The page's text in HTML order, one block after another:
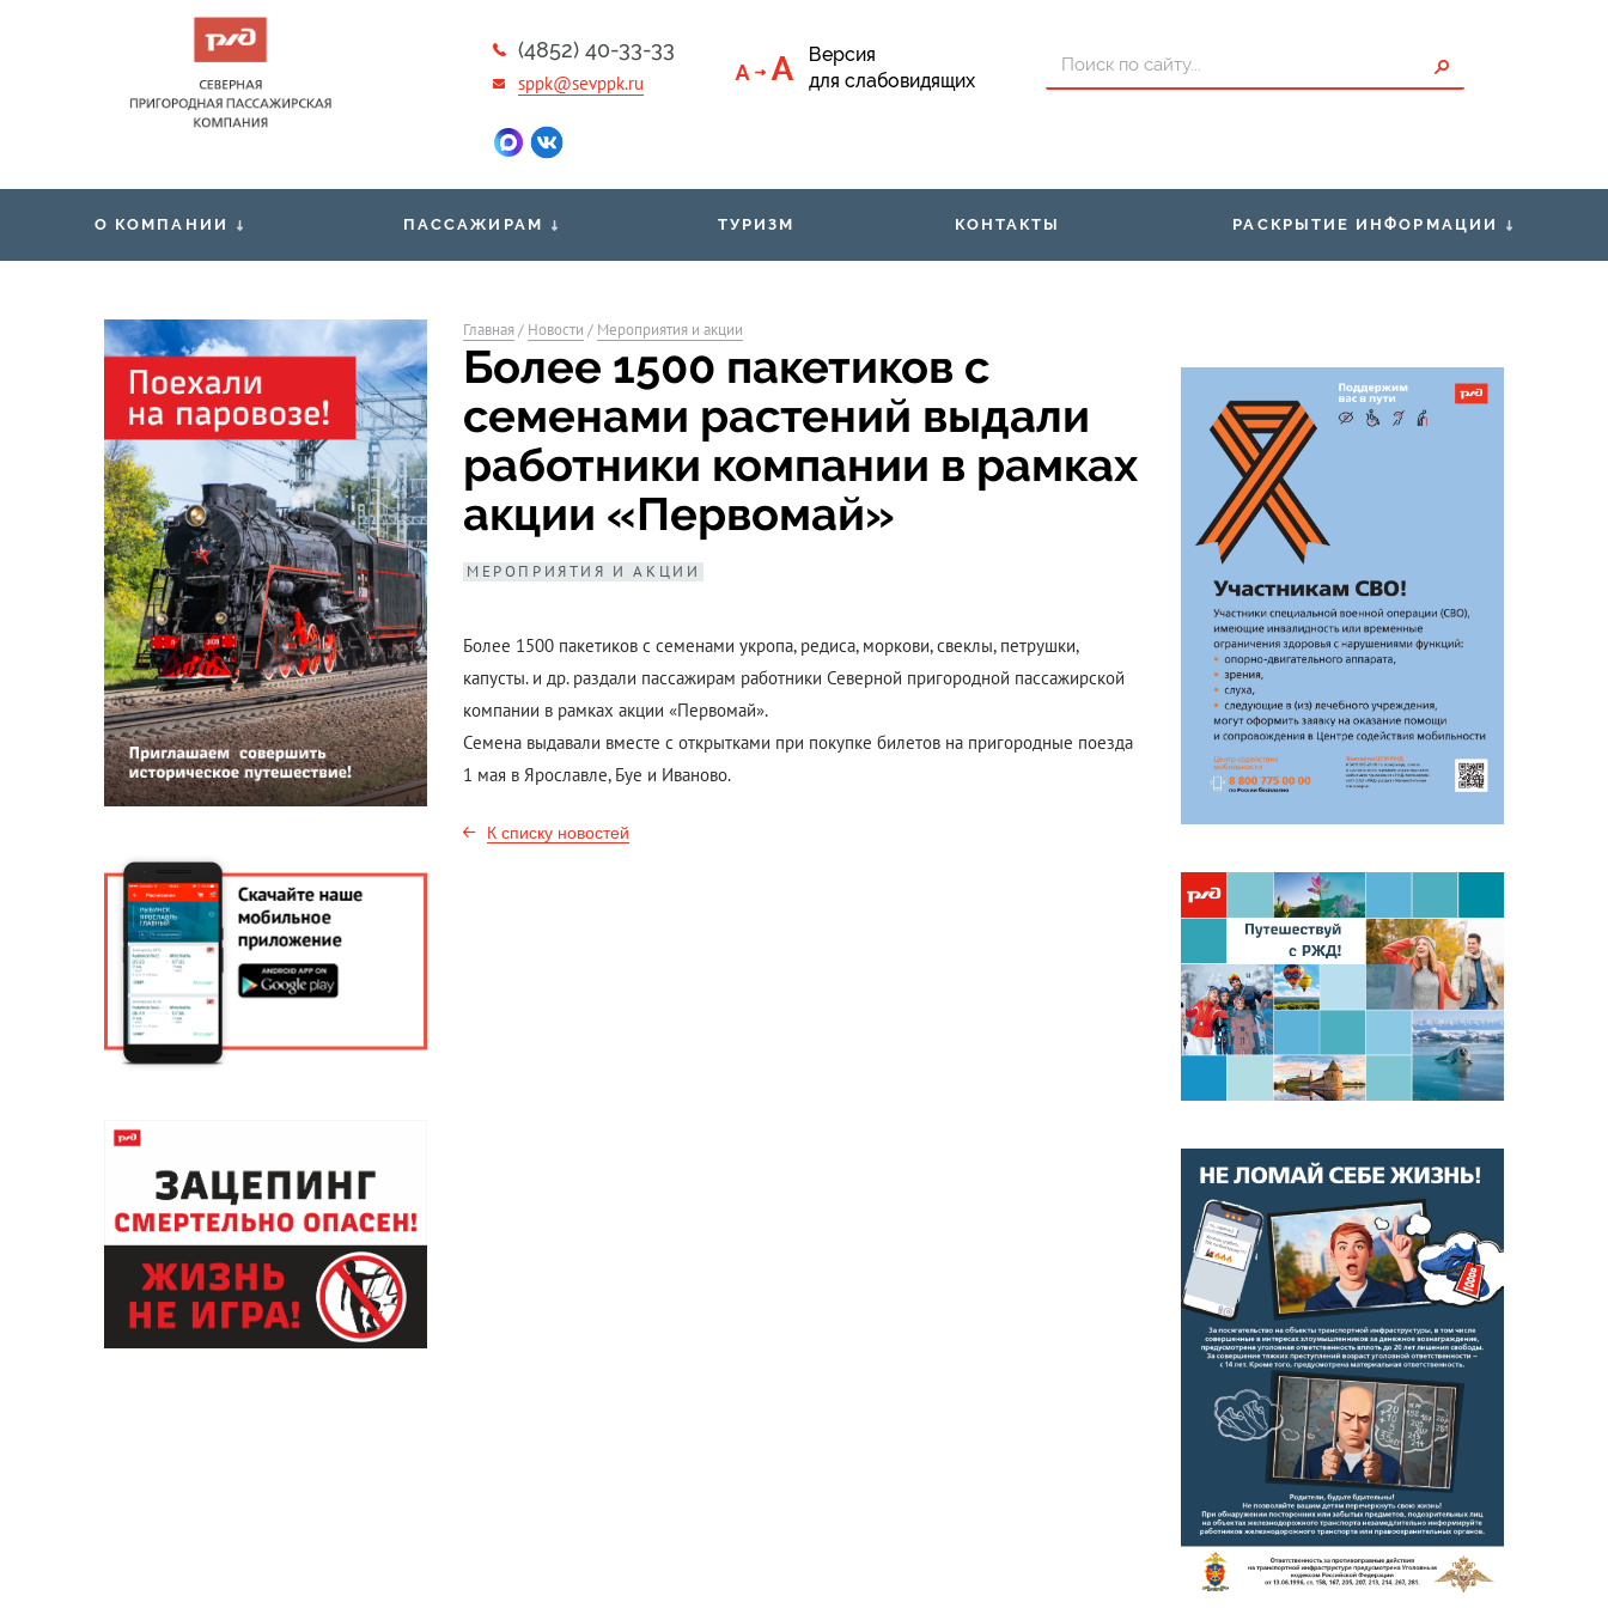
(4852) 40-33-33
sppk@sevppk.ru
Версия
для слабовидящих
О КОМПАНИИ
Вакансии
Контакты
Правила обработки и защиты
персональных данных
ПАССАЖИРАМ
Проездные документы
Билеты через мобильное
приложение
Маломобильным
пассажирам
Организованным группам
пассажиров
Сведения о страховщике
ТУРИЗМ КОНТАКТЫ РАСКРЫТИЕ ИНФОРМАЦИИ
зонах повышенной опасности,
проезда и перехода через
железнодорожные пути
Условия труда
Закупки
Нормативно-правовая база
Антикоррупционная
деятельность
Формы раскрытия информации
Главная/ Новости / Мероприятия и акции
Более 1500 пакетиков с
семенами растений выдали
работники компании в рамках
акции «Первомай»
МЕРОПРИЯТИЯ И АКЦИИ
Более 1500 пакетиков с семенами укропа, редиса, моркови, свеклы, петрушки,
капусты. и др. раздали пассажирам работники Северной пригородной пассажирской
компании в рамках акции «Первомай».
Семена выдавали вместе с открытками при покупке билетов на пригородные поезда
1 мая в Ярославле, Буе и Иваново.
К списку новостей